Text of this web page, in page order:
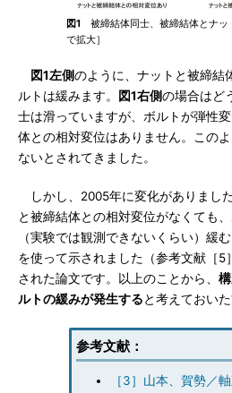
図1 被締結体同士、被締結体とナッ
で拡大］
図1左側のように、ナットと被締結
ルトは緩みます。
図1右側の場合はど
士は滑っていますが、ボルトが弾性
体との相対変位はありません。この
ないとされてきました。
しかし、2005年に変化がありました
と被締結体との相対変位がなくても
（実験では観測できないくらい）緩
を使って示されました（参考文献［5
された論文です。以上のことから、
ルトの緩みが発生すると考えておい
参考文献：
［3］山本、賀勢／